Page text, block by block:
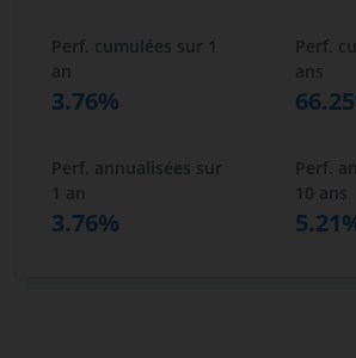
Perf. cumulées sur 1
an
Perf.
ans
3.76%
Perf. annualisées sur
1 an
Perf.
10 ans
3.76%